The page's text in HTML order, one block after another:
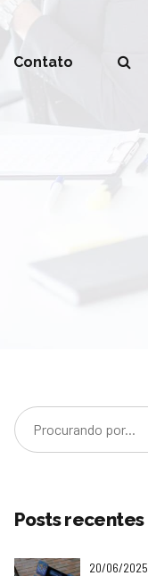
Contato
Posts recentes
20/06/2025